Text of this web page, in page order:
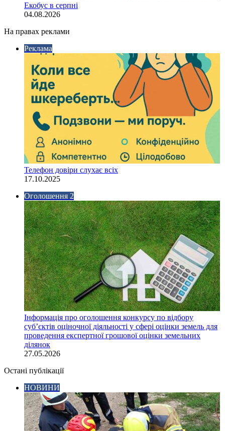
Екобус в серпні
04.08.2026
На правах реклами
Реклама
Телефон довіри слухає всіх
17.10.2025
Оголошення 2
Інформація про оголошення конкурсу по відбору
суб’єктів оціночної діяльності у сфері оцінки земель для
проведення експертної грошової оцінки земельних
ділянок
27.05.2026
Остані публікації
НОВИНИ